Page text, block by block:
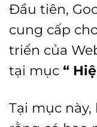
Đầu tiên,
cung cấp
triển của
tại mục “
Tại mục